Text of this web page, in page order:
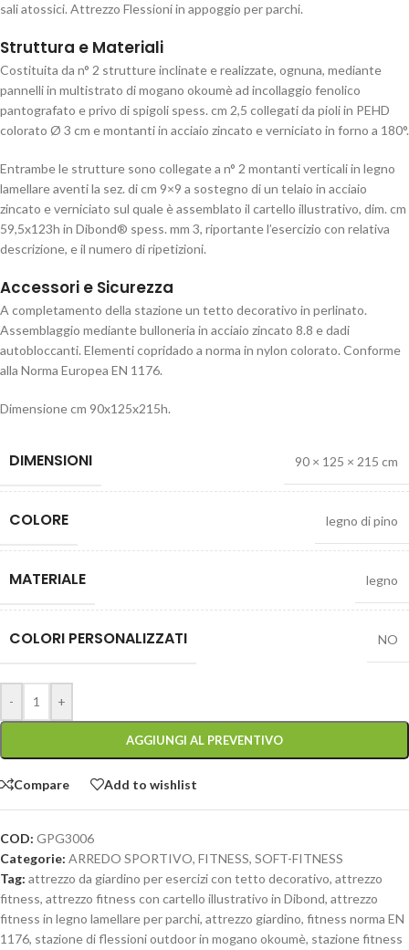
sali atossici. Attrezzo Flessioni in appoggio per parchi.
Struttura e Materiali
Costituita da n° 2 strutture inclinate e realizzate, ognuna, mediante
pannelli in multistrato di mogano okoumè ad incollaggio fenolico
pantografato e privo di spigoli spess. cm 2,5 collegati da pioli in PEHD
colorato Ø 3 cm e montanti in acciaio zincato e verniciato in forno a 180°.
Entrambe le strutture sono collegate a n° 2 montanti verticali in legno
lamellare aventi la sez. di cm 9×9 a sostegno di un telaio in acciaio
zincato e verniciato sul quale è assemblato il cartello illustrativo, dim. cm
59,5x123h in Dibond® spess. mm 3, riportante l’esercizio con relativa
descrizione, e il numero di ripetizioni.
Accessori e Sicurezza
A completamento della stazione un tetto decorativo in perlinato.
Assemblaggio mediante bulloneria in acciaio zincato 8.8 e dadi
autobloccanti. Elementi copridado a norma in nylon colorato. Conforme
alla Norma Europea EN 1176.
Dimensione cm 90x125x215h.
DIMENSIONI 90 × 125 × 215 cm
COLORE legno di pino
MATERIALE legno
COLORI PERSONALIZZATI NO
- +
AGGIUNGI AL PREVENTIVO
Compare Add to wishlist
COD: GPG3006
Categorie: ARREDO SPORTIVO, FITNESS, SOFT-FITNESS
Tag: attrezzo da giardino per esercizi con tetto decorativo, attrezzo
fitness, attrezzo fitness con cartello illustrativo in Dibond, attrezzo
fitness in legno lamellare per parchi, attrezzo giardino, fitness norma EN
1176, stazione di flessioni outdoor in mogano okoumè, stazione fitness